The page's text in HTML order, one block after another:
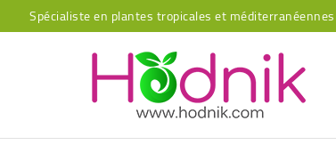
Spécialiste en plantes tropicales et